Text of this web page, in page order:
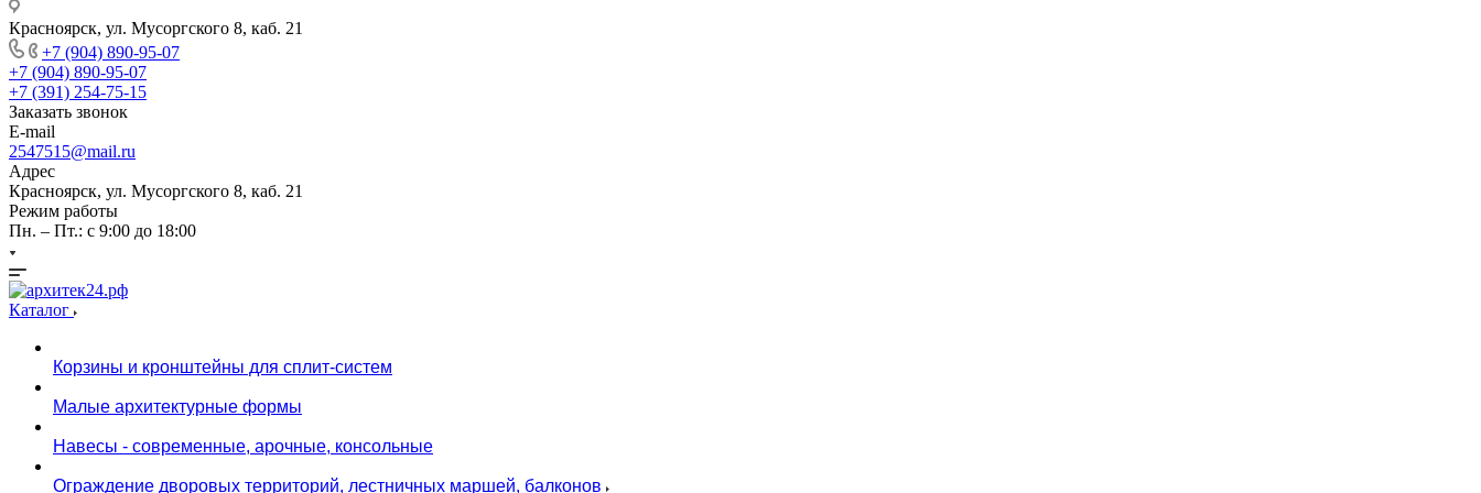
Красноярск, ул. Мусоргского 8, каб. 21
+7 (904) 890-95-07
+7 (904) 890-95-07
+7 (391) 254-75-15
Заказать звонок
E-mail
2547515@mail.ru
Адрес
Красноярск, ул. Мусоргского 8, каб. 21
Режим работы
Пн. – Пт.: с 9:00 до 18:00
Каталог
Корзины и кронштейны для сплит-систем
Малые архитектурные формы
Навесы - современные, арочные, консольные
Ограждение дворовых территорий, лестничных маршей, балконов